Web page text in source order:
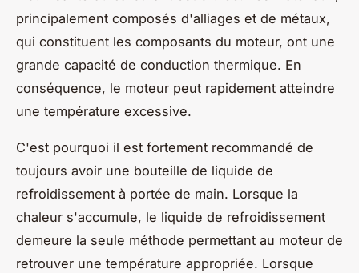
principalement composés d'alliages et de métaux,
qui constituent les composants du moteur, ont une
grande capacité de conduction thermique. En
conséquence, le moteur peut rapidement atteindre
une température excessive.
C'est pourquoi il est fortement recommandé de
toujours avoir une bouteille de liquide de
refroidissement à portée de main. Lorsque la
chaleur s'accumule, le liquide de refroidissement
demeure la seule méthode permettant au moteur de
retrouver une température appropriée. Lorsque